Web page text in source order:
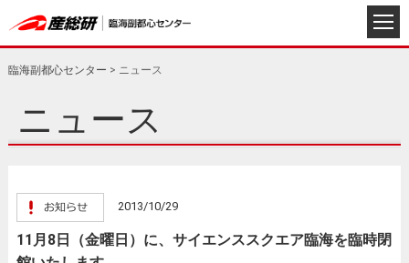
臨海副都心センター > ニュース
ニュース
2013/10/29
11月8日（金曜日）に、サイエンススクエア臨海を臨時閉